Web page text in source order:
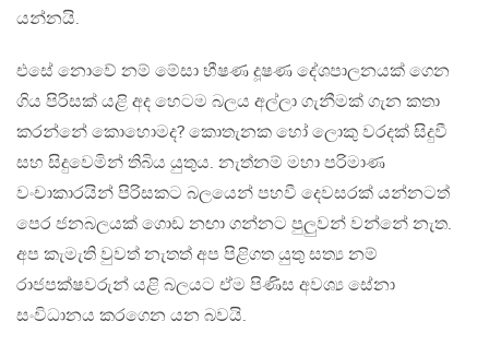
යන්නයි.
එසේ නොවේ නම් මේසා භීෂණ දූෂණ දේශපාලනයක් ගෙන
ගිය පිරිසක් යළි අද හෙටම බලය අල්ලා ගැනීමක් ගැන කතා
කරන්නේ කොහොමද? කොතැනක හෝ ලොකු වරදක් සිදුවී
සහ සිදුවෙමින් තිබිය යුතුය. නැත්නම් මහා පරිමාණ
වංචාකාරයින් පිරිසකට බලයෙන් පහවී දෙවසරක් යන්නටත්
පෙර ජනබලයක් ගොඩ නඟා ගන්නට පුලුවන් වන්නේ නැත.
අප කැමැති වුවත් නැතත් අප පිළිගත යුතු සත්‍ය නම්
රාජපක්ෂවරුන් යළි බලයට ඒම පිණිස අවශ්‍ය සේනා
සංවිධානය කරගෙන යන බවයි.